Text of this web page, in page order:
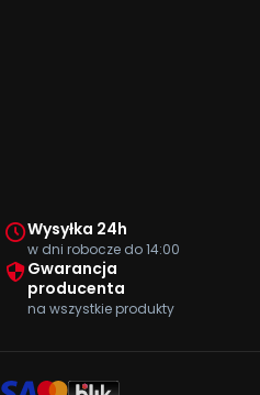
Wysyłka 24h
w dni robocze do 14:00
Gwarancja
producenta
na wszystkie produkty